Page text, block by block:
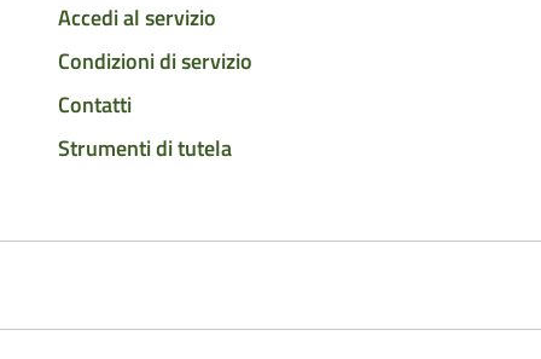
Accedi al servizio
Condizioni di servizio
Contatti
Strumenti di tutela